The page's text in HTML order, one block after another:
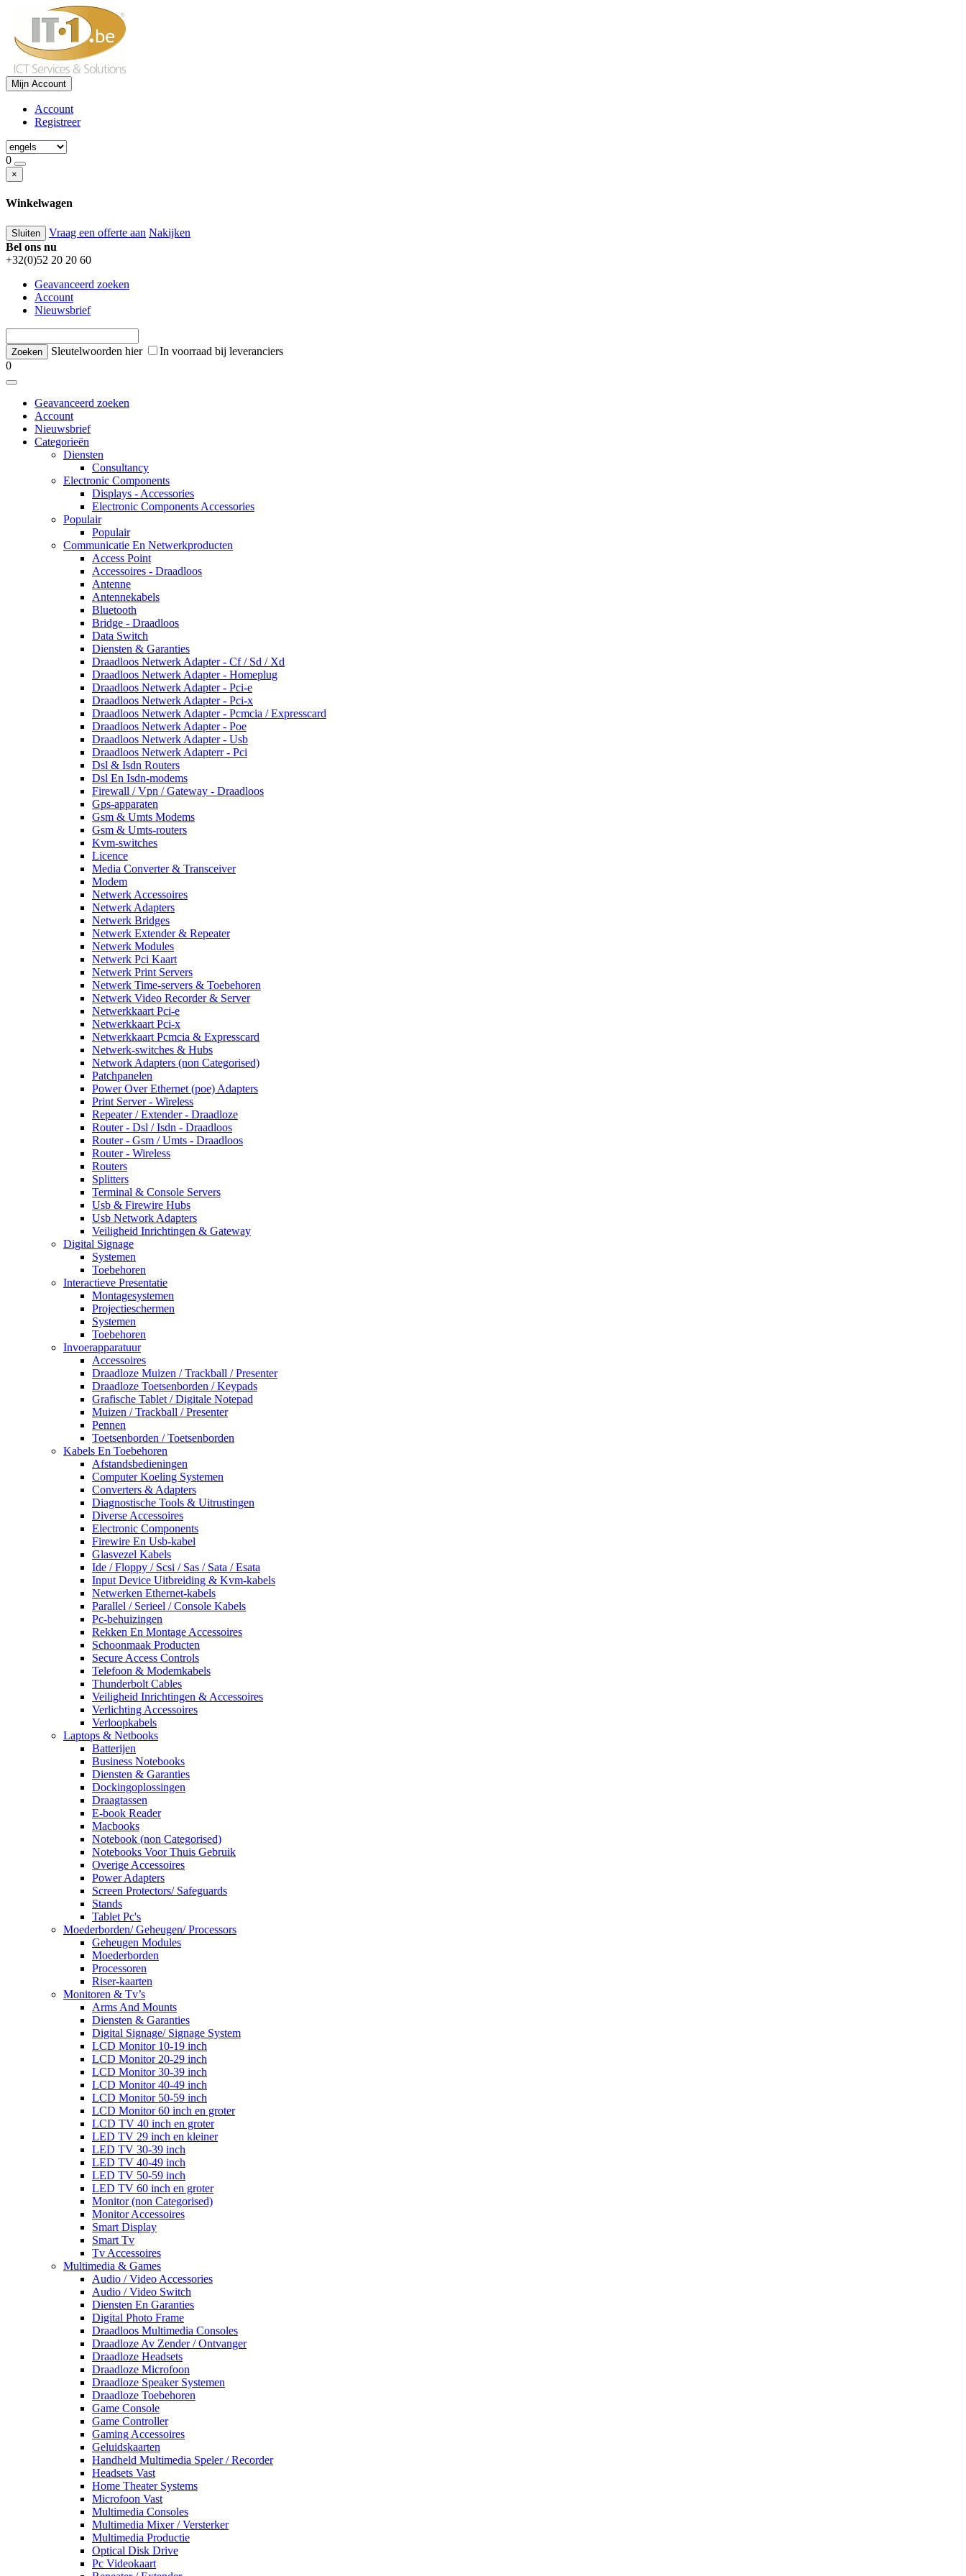
Mijn Account
Account
Registreer
0
×
Winkelwagen
Sluiten Vraag een offerte aan Nakijken
Bel ons nu
+32(0)52 20 20 60
Geavanceerd zoeken
Account
Nieuwsbrief
Sleutelwoorden hier
In voorraad bij leveranciers
0
Geavanceerd zoeken
Account
Nieuwsbrief
Categorieën
Diensten
Consultancy
Electronic Components
Displays - Accessories
Electronic Components Accessories
Populair
Populair
Communicatie En Netwerkproducten
Access Point
Accessoires - Draadloos
Antenne
Antennekabels
Bluetooth
Bridge - Draadloos
Data Switch
Diensten & Garanties
Draadloos Netwerk Adapter - Cf / Sd / Xd
Draadloos Netwerk Adapter - Homeplug
Draadloos Netwerk Adapter - Pci-e
Draadloos Netwerk Adapter - Pci-x
Draadloos Netwerk Adapter - Pcmcia / Expresscard
Draadloos Netwerk Adapter - Poe
Draadloos Netwerk Adapter - Usb
Draadloos Netwerk Adapterr - Pci
Dsl & Isdn Routers
Dsl En Isdn-modems
Firewall / Vpn / Gateway - Draadloos
Gps-apparaten
Gsm & Umts Modems
Gsm & Umts-routers
Kvm-switches
Licence
Media Converter & Transceiver
Modem
Netwerk Accessoires
Netwerk Adapters
Netwerk Bridges
Netwerk Extender & Repeater
Netwerk Modules
Netwerk Pci Kaart
Netwerk Print Servers
Netwerk Time-servers & Toebehoren
Netwerk Video Recorder & Server
Netwerkkaart Pci-e
Netwerkkaart Pci-x
Netwerkkaart Pcmcia & Expresscard
Netwerk-switches & Hubs
Network Adapters (non Categorised)
Patchpanelen
Power Over Ethernet (poe) Adapters
Print Server - Wireless
Repeater / Extender - Draadloze
Router - Dsl / Isdn - Draadloos
Router - Gsm / Umts - Draadloos
Router - Wireless
Routers
Splitters
Terminal & Console Servers
Usb & Firewire Hubs
Usb Network Adapters
Veiligheid Inrichtingen & Gateway
Digital Signage
Systemen
Toebehoren
Interactieve Presentatie
Montagesystemen
Projectieschermen
Systemen
Toebehoren
Invoerapparatuur
Accessoires
Draadloze Muizen / Trackball / Presenter
Draadloze Toetsenborden / Keypads
Grafische Tablet / Digitale Notepad
Muizen / Trackball / Presenter
Pennen
Toetsenborden / Toetsenborden
Kabels En Toebehoren
Afstandsbedieningen
Computer Koeling Systemen
Converters & Adapters
Diagnostische Tools & Uitrustingen
Diverse Accessoires
Electronic Components
Firewire En Usb-kabel
Glasvezel Kabels
Ide / Floppy / Scsi / Sas / Sata / Esata
Input Device Uitbreiding & Kvm-kabels
Netwerken Ethernet-kabels
Parallel / Serieel / Console Kabels
Pc-behuizingen
Rekken En Montage Accessoires
Schoonmaak Producten
Secure Access Controls
Telefoon & Modemkabels
Thunderbolt Cables
Veiligheid Inrichtingen & Accessoires
Verlichting Accessoires
Verloopkabels
Laptops & Netbooks
Batterijen
Business Notebooks
Diensten & Garanties
Dockingoplossingen
Draagtassen
E-book Reader
Macbooks
Notebook (non Categorised)
Notebooks Voor Thuis Gebruik
Overige Accessoires
Power Adapters
Screen Protectors/ Safeguards
Stands
Tablet Pc's
Moederborden/ Geheugen/ Processors
Geheugen Modules
Moederborden
Processoren
Riser-kaarten
Monitoren & Tv’s
Arms And Mounts
Diensten & Garanties
Digital Signage/ Signage System
LCD Monitor 10-19 inch
LCD Monitor 20-29 inch
LCD Monitor 30-39 inch
LCD Monitor 40-49 inch
LCD Monitor 50-59 inch
LCD Monitor 60 inch en groter
LCD TV 40 inch en groter
LED TV 29 inch en kleiner
LED TV 30-39 inch
LED TV 40-49 inch
LED TV 50-59 inch
LED TV 60 inch en groter
Monitor (non Categorised)
Monitor Accessoires
Smart Display
Smart Tv
Tv Accessoires
Multimedia & Games
Audio / Video Accessories
Audio / Video Switch
Diensten En Garanties
Digital Photo Frame
Draadloos Multimedia Consoles
Draadloze Av Zender / Ontvanger
Draadloze Headsets
Draadloze Microfoon
Draadloze Speaker Systemen
Draadloze Toebehoren
Game Console
Game Controller
Gaming Accessoires
Geluidskaarten
Handheld Multimedia Speler / Recorder
Headsets Vast
Home Theater Systems
Microfoon Vast
Multimedia Consoles
Multimedia Mixer / Versterker
Multimedia Productie
Optical Disk Drive
Pc Videokaart